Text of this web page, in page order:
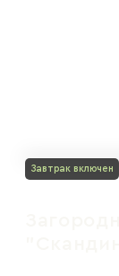
Завтрак включен